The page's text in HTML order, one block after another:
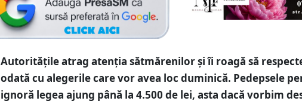
Autoritățile atrag atenția sătmărenilor și îi roagă să
odată cu alegerile care vor avea loc duminică. Pedepsele
ignoră legea ajung până la 4.500 de lei, asta dacă vorbim